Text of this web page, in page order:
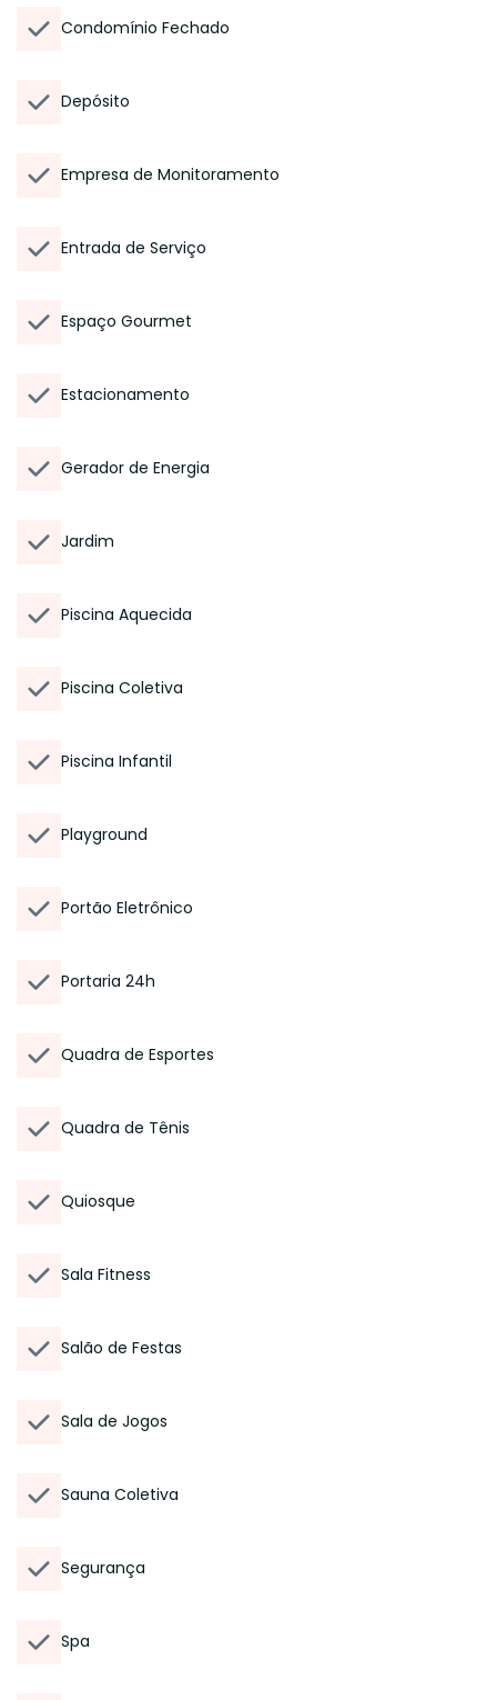
Condomínio Fechado
Depósito
Empresa de Monitoramento
Entrada de Serviço
Espaço Gourmet
Estacionamento
Gerador de Energia
Jardim
Piscina Aquecida
Piscina Coletiva
Piscina Infantil
Playground
Portão Eletrônico
Portaria 24h
Quadra de Esportes
Quadra de Tênis
Quiosque
Sala Fitness
Salão de Festas
Sala de Jogos
Sauna Coletiva
Segurança
Spa